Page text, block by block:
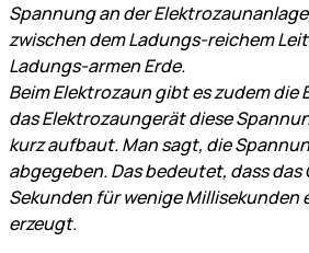
Spannung an der
zwischen dem Ladungs-reichem
Ladungs-armen Erde.
Beim Elektrozaun gibt es zudem die
das Elektrozaungerät diese
kurz aufbaut. Man sagt, die
abgegeben. Das bedeutet, dass das
Sekunden für wenige Millisekunden
erzeugt.